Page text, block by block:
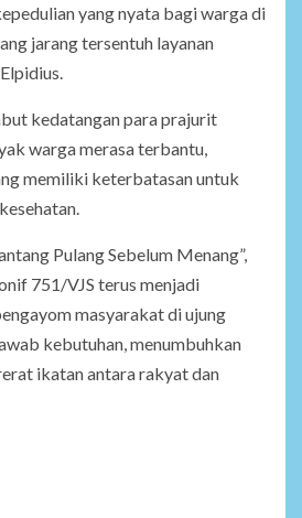
yang nyata bagi warga di
jarang tersentuh layanan
kedatangan para prajurit
warga merasa terbantu,
memiliki keterbatasan untuk
Pulang Sebelum Menang”,
751/VJS terus menjadi
masyarakat di ujung
kebutuhan, menumbuhkan
ikatan antara rakyat dan